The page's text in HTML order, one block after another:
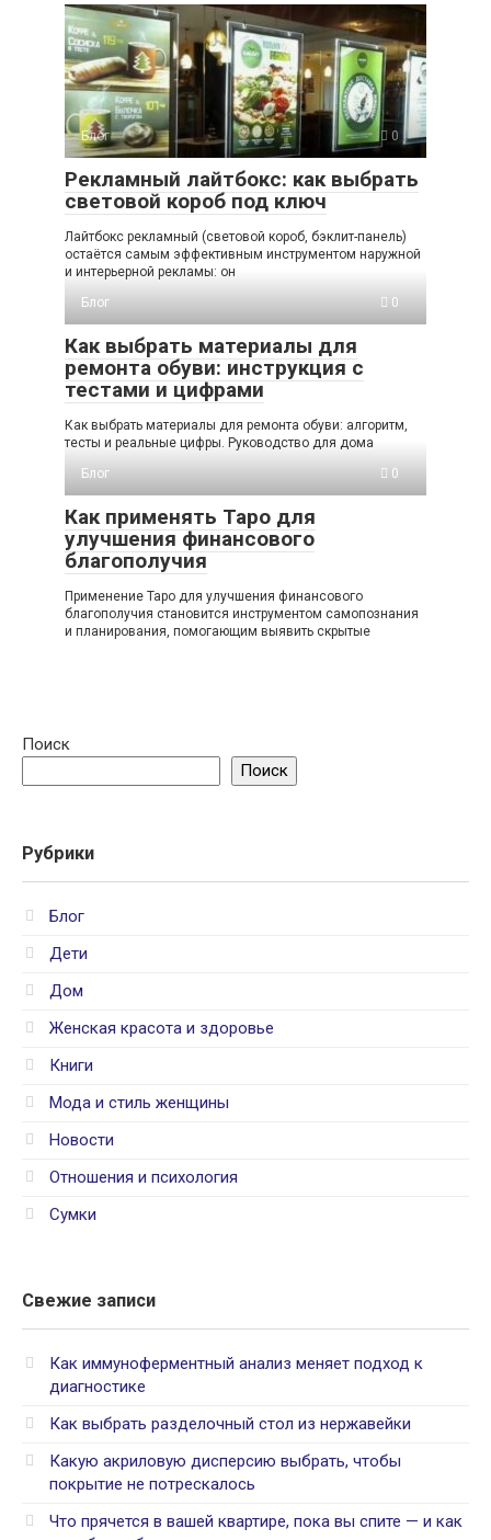
Блог 0
Рекламный лайтбокс: как выбрать
световой короб под ключ
Лайтбокс рекламный (световой короб, бэклит-панель)
остаётся самым эффективным инструментом наружной
и интерьерной рекламы: он
Блог
0
Как выбрать материалы для
ремонта обуви: инструкция с
тестами и цифрами
Как выбрать материалы для ремонта обуви: алгоритм,
тесты и реальные цифры. Руководство для дома
Блог
0
Как применять Таро для
улучшения финансового
благополучия
Применение Таро для улучшения финансового
благополучия становится инструментом самопознания
и планирования, помогающим выявить скрытые
Поиск
Поиск
Рубрики
Блог
Дети
Дом
Женская красота и здоровье
Книги
Мода и стиль женщины
Новости
Отношения и психология
Сумки
Свежие записи
Как иммуноферментный анализ меняет подход к
диагностике
Как выбрать разделочный стол из нержавейки
Какую акриловую дисперсию выбрать, чтобы
покрытие не потрескалось
Что прячется в вашей квартире, пока вы спите — и как